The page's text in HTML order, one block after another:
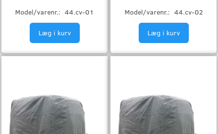
Model/varenr.: 44.cv-01
Læg i kurv
Model/varenr.: 44.cv-02
Læg i kurv